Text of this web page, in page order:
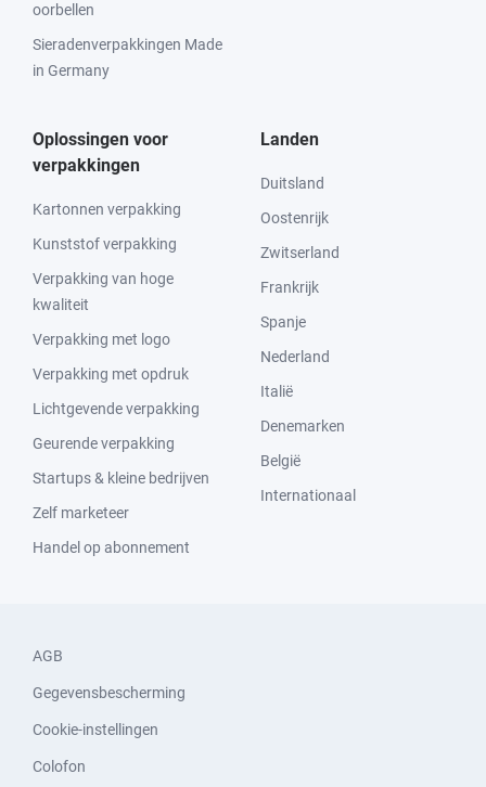
oorbellen
Sieradenverpakkingen Made
in Germany
Oplossingen voor
verpakkingen
Kartonnen verpakking
Kunststof verpakking
Verpakking van hoge
kwaliteit
Verpakking met logo
Verpakking met opdruk
Lichtgevende verpakking
Geurende verpakking
Startups & kleine bedrijven
Zelf marketeer
Handel op abonnement
Landen
Duitsland
Oostenrijk
Zwitserland
Frankrijk
Spanje
Nederland
Italië
Denemarken
België
Internationaal
AGB
Gegevensbescherming
Cookie-instellingen
Colofon